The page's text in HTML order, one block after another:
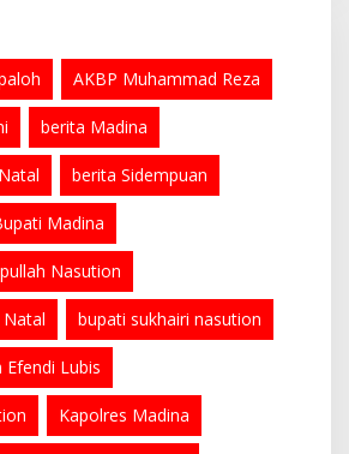
AKBP Muhammad Reza
berita Madina
berita Sidempuan
Madina
Nasution
bupati sukhairi nasution
Efendi Lubis
Kapolres Madina